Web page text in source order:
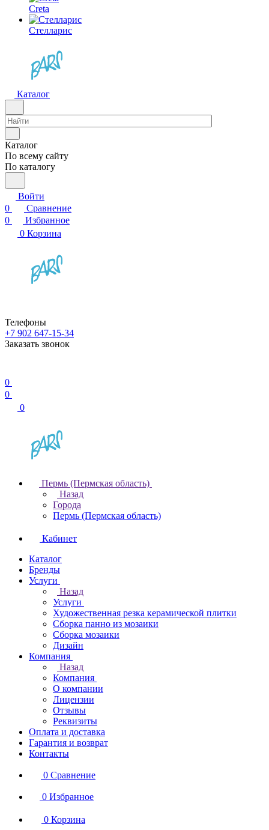
Creta
Стелларис
Каталог
Каталог
По всему сайту
По каталогу
Войти
0
Сравнение
0
Избранное
0 Корзина
Телефоны
+7 902 647-15-34
Заказать звонок
0
0
0
Пермь (Пермская область)
Назад
Города
Пермь (Пермская область)
Кабинет
Каталог
Бренды
Услуги
Назад
Услуги
Художественная резка керамической плитки
Сборка панно из мозаики
Сборка мозаики
Дизайн
Компания
Назад
Компания
О компании
Лицензии
Отзывы
Реквизиты
Оплата и доставка
Гарантия и возврат
Контакты
0 Сравнение
0 Избранное
0 Корзина